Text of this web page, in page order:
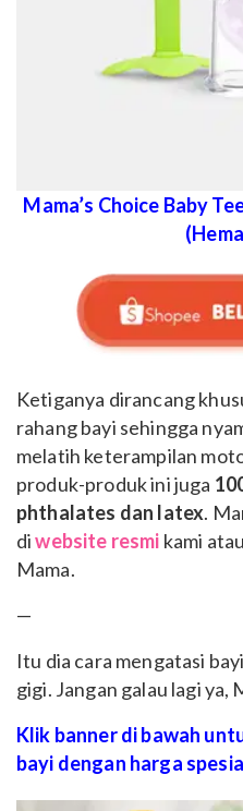
Mama’s Choice Baby
Ketiganya dirancang
rahang bayi sehingga
melatih keterampilan
produk-produk ini juga
phthalates dan latex.
diwebsite resmi kami
Mama.
—
Itu dia cara mengatasi
gigi. Jangan galau lagi ya,
Klik banner di bawah
bayi dengan harga